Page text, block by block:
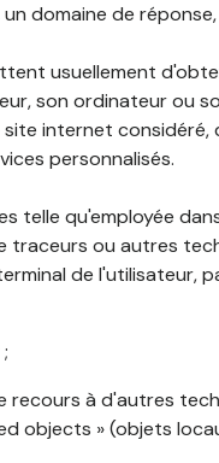
domaine de
usuellement
son ordinateur ou
internet
personnalisés.
telle qu'employée
ou autres
de l'utilisateur,
recours à d'autres
objects » (objets